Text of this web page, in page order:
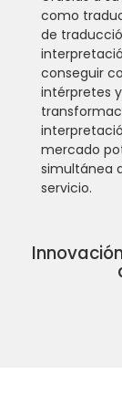
como
de
conseguir
intérpretes
mercado
simultánea
servicio.